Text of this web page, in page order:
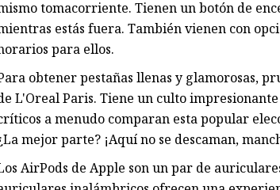
tomacorriente. Tienen un botón de
estás fuera. También vienen con
para ellos.
obtener pestañas llenas y glamorosas,
L'Oreal Paris. Tiene un culto
a menudo comparan esta popular
mejor parte? ¡Aquí no se descaman,
AirPods de Apple son un par de